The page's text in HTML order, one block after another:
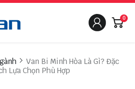
0
Van Bi Minh Hòa Là Gì? Đặc
Lựa Chọn Phù Hợp